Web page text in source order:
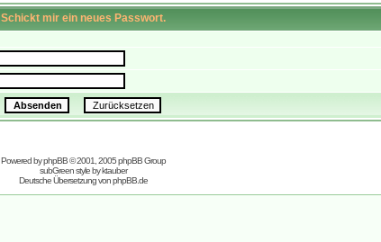
Schickt mir ein neues Passwort.
Powered byphpBB© 2001, 2005 phpBB Group
subGreen style byktauber
Deutsche Übersetzung vonphpBB.de